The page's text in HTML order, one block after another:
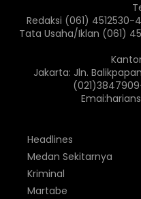
Redaksi (061) 4512530-
Tata Usaha/Iklan (061)
Jakarta: Jln.
Headlines
Medan Sekitarnya
Kriminal
Martabe